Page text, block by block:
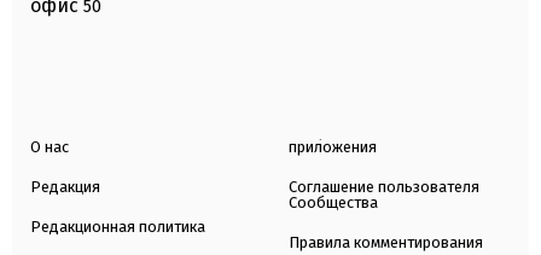
офис 50
О нас
Редакция
Редакционная политика
приложения
Соглашение пользователя
Сообщества
Правила комментирования